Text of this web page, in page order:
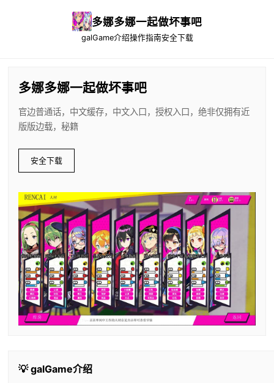
多娜多娜一起做坏事吧
galGame介绍操作指南安全下载
多娜多娜一起做坏事吧
官边普通话，中文缓存，中文入口，授权入口，绝非仅拥有近
版版边载，秘籍
安全下载
💡 galGame介绍